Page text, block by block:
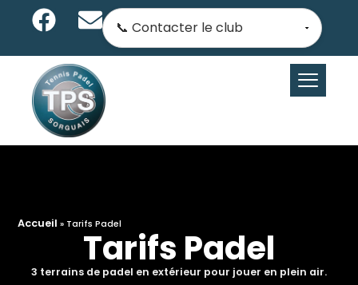
Accueil » Tarifs Padel
Tarifs Padel
3 terrains de padel en extérieur pour jouer en plein air.